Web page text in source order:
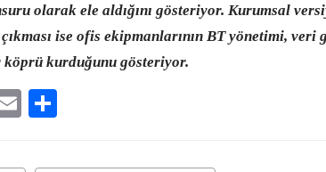
olarak ele aldığını gösteriyor. Kurumsal
ise ofis ekipmanlarının BT yönetimi, veri
köprü kurduğunu gösteriyor.
Email